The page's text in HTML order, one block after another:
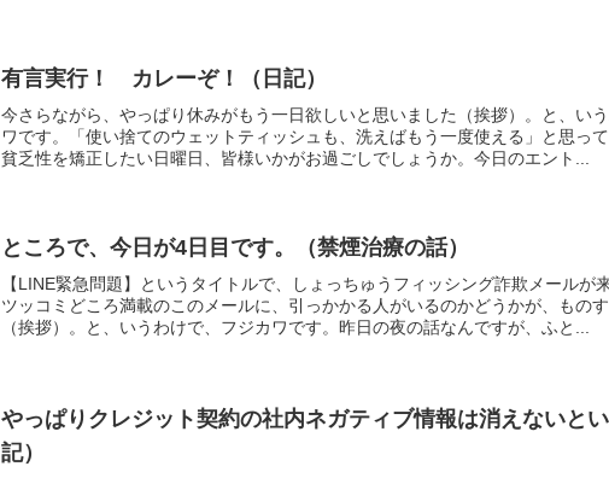
有言実行！ カレーぞ！（日記）
今さらながら、やっぱり休みがもう一日欲しいと思いました（挨拶）。と、い
ワです。「使い捨てのウェットティッシュも、洗えばもう一度使える」と思っ
貧乏性を矯正したい日曜日、皆様いかがお過ごしでしょうか。今日のエント...
ところで、今日が4日目です。（禁煙治療の話）
【LINE緊急問題】というタイトルで、しょっちゅうフィッシング詐欺メールが
ツッコミどころ満載のこのメールに、引っかかる人がいるのかどうかが、もの
（挨拶）。と、いうわけで、フジカワです。昨日の夜の話なんですが、ふと...
やっぱりクレジット契約の社内ネガティブ情報は消えないと
記）